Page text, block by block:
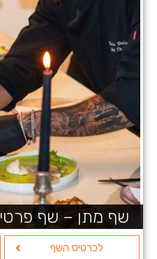
שף מתן – שף פרטי
לכרטיס השף